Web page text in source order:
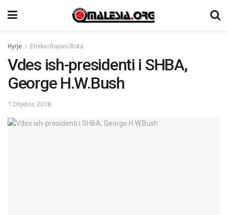
Hyrje Etnike/Rajoni/Bota
Vdes ish-presidenti i SHBA,
George H.W.Bush
1 Dhjetor, 2018